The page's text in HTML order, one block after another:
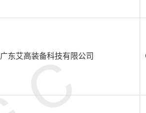
广东艾高装备科技有限公司